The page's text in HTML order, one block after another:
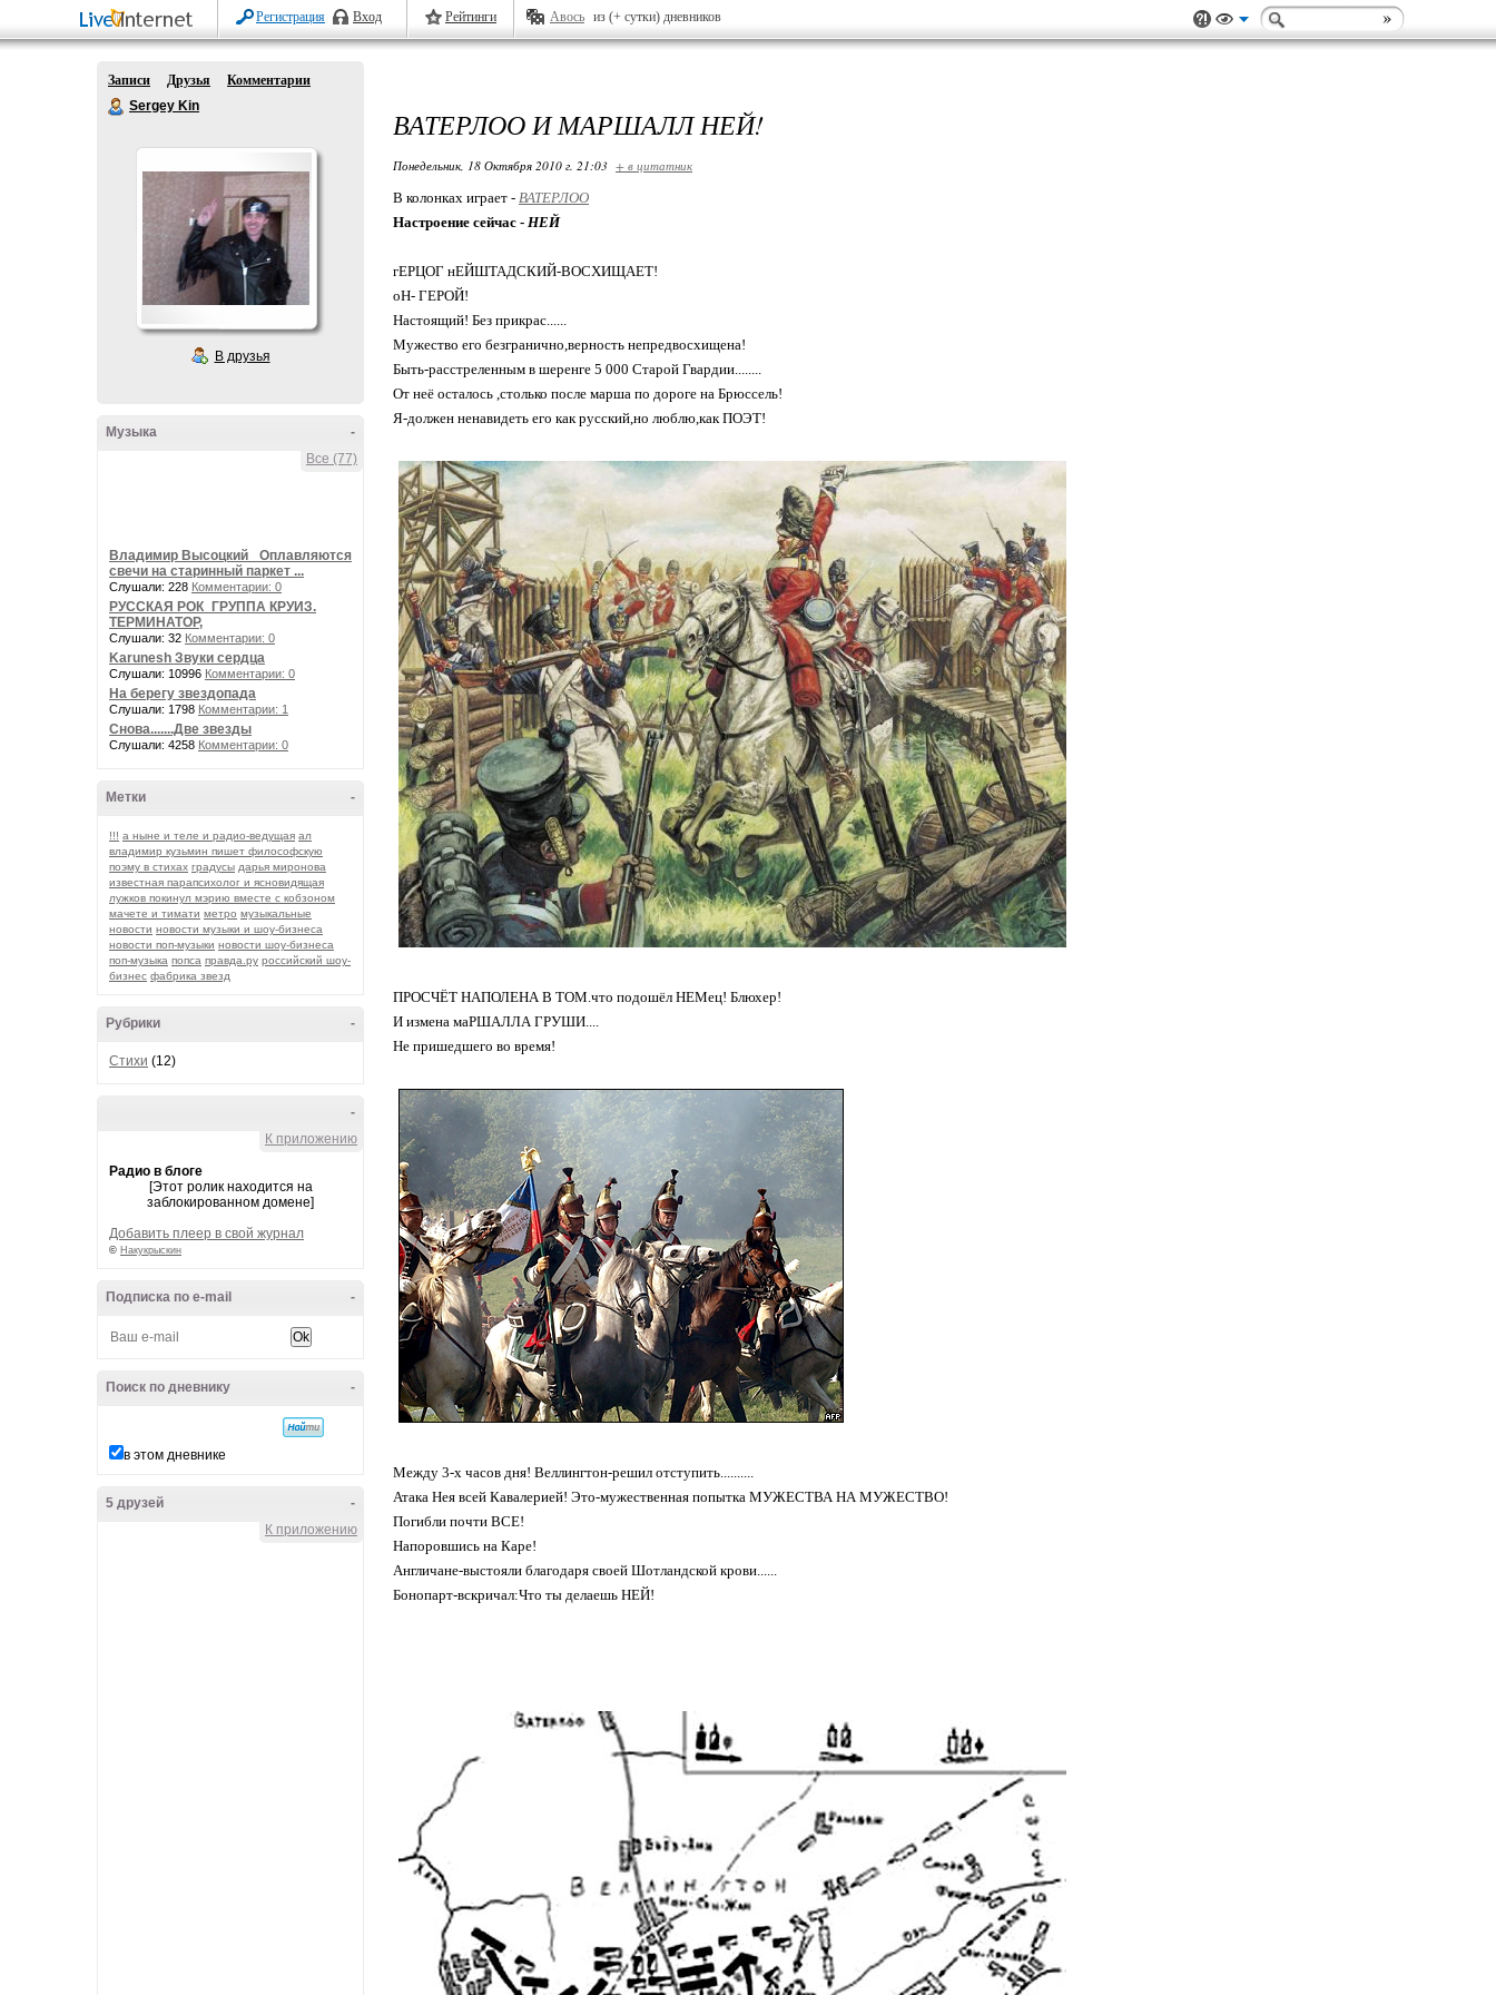
Регистрация Вход Рейтинги Авось из (+ сутки) дневников
Записи Друзья
Комментарии
Sergey Kin
В друзья
-
Музыка
Все (77)
Владимир Высоцкий_ Оплавляются
свечи на старинный паркет ...
Слушали: 228 Комментарии: 0
РУССКАЯ РОК_ГРУППА КРУИЗ.
ТЕРМИНАТОР,
Слушали: 32 Комментарии: 0
Karunesh Звуки сердца
Слушали: 10996 Комментарии: 0
На берегу звездопада
Слушали: 1798 Комментарии: 1
Снова.......Две звезды
Слушали: 4258 Комментарии: 0
-
Метки
!!! а ныне и теле и радио-ведущая ал
владимир кузьмин пишет философскую
поэму в стихах градусы дарья миронова
известная парапсихолог и ясновидящая
лужков покинул мэрию вместе с кобзоном
мачете и тимати метро музыкальные
новости новости музыки и шоу-бизнеса
новости поп-музыки новости шоу-бизнеса
поп-музыка попса правда.ру российский шоу-
бизнес фабрика звезд
-
Рубрики
Стихи (12)
-
К приложению
Радио в блоге
[Этот ролик находится на
заблокированном домене]
Добавить плеер в свой журнал
© Накукрыскин
-
Подписка по e-mail
-
Поиск по дневнику
в этом дневнике
-
5 друзей
К приложению
Knyazeva_Lena
Frau Rock
VALKOINEN
ВАТЕРЛОО И МАРШАЛЛ НЕЙ!
Понедельник, 18 Октября 2010 г. 21:03 + в цитатник
В колонках играет - ВАТЕРЛОО
Настроение сейчас - НЕЙ
гЕРЦОГ нЕЙШТАДСКИЙ-ВОСХИЩАЕТ!
оН- ГЕРОЙ!
Настоящий! Без прикрас......
Мужество его безгранично,верность непредвосхищена!
Быть-расстреленным в шеренге 5 000 Старой Гвардии........
От неё осталось ,столько после марша по дороге на Брюссель!
Я-должен ненавидеть его как русский,но люблю,как ПОЭТ!
ПРОСЧЁТ НАПОЛЕНА В ТОМ.что подошёл НЕМец! Блюхер!
И измена маРШАЛЛА ГРУШИ....
Не пришедшего во время!
Между 3-х часов дня! Веллингтон-решил отступить..........
Атака Нея всей Кавалерией! Это-мужественная попытка МУЖЕСТВА НА МУЖЕСТВО!
Погибли почти ВСЕ!
Напоровшись на Каре!
Англичане-выстояли благодаря своей Шотландской крови......
Бонопарт-вскричал:Что ты делаешь НЕЙ!